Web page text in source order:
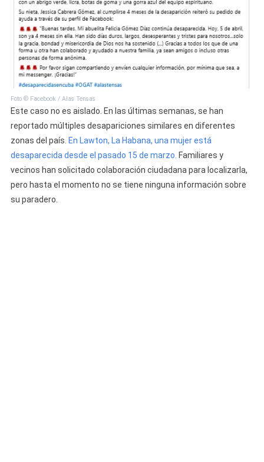
Foto © Facebook / Alas Tensas
Este caso no es aislado. En las últimas semanas, se han
reportado múltiples desapariciones similares en diferentes
zonas del país. En Lawton, La Habana, una mujer está
desaparecida desde el pasado 15 de marzo. Familiares y
vecinos han solicitado colaboración ciudadana para localizarla,
pero hasta el momento no se tiene ninguna información sobre
su paradero.